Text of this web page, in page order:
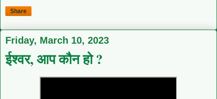
Share
Friday, March 10, 2023
ईश्वर, आप कौन हो ?